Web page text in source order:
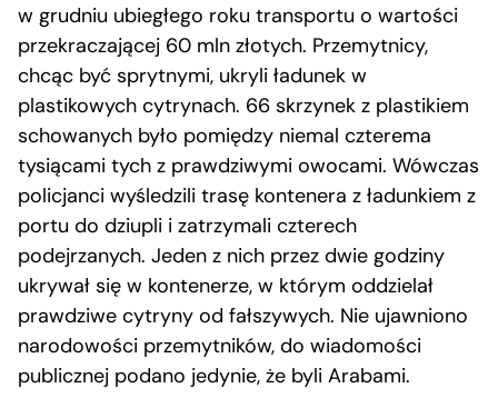
w grudniu ubiegłego roku transportu o wartości
przekraczającej 60 mln złotych. Przemytnicy,
chcąc być sprytnymi, ukryli ładunek w
plastikowych cytrynach. 66 skrzynek z plastikiem
schowanych było pomiędzy niemal czterema
tysiącami tych z prawdziwymi owocami. Wówczas
policjanci wyśledzili trasę kontenera z ładunkiem z
portu do dziupli i zatrzymali czterech
podejrzanych. Jeden z nich przez dwie godziny
ukrywał się w kontenerze, w którym oddzielał
prawdziwe cytryny od fałszywych. Nie ujawniono
narodowości przemytników, do wiadomości
publicznej podano jedynie, że byli Arabami.